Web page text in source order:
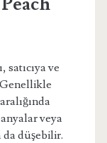
ve
veya
düşebilir.